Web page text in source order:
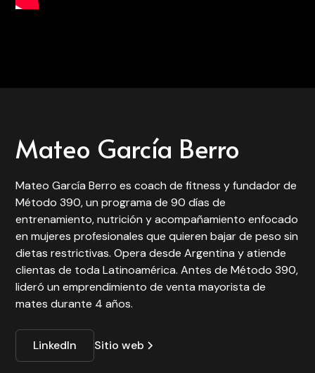
Mateo García Berro
Mateo García Berro es coach de fitness y fundador de
Método 390, un programa de 90 días de
entrenamiento, nutrición y acompañamiento enfocado
en mujeres profesionales que quieren bajar de peso sin
dietas restrictivas. Opera desde Argentina y atiende
clientas de toda Latinoamérica. Antes de Método 390,
lideró un emprendimiento de venta mayorista de
mates durante 4 años.
LinkedIn Sitio web